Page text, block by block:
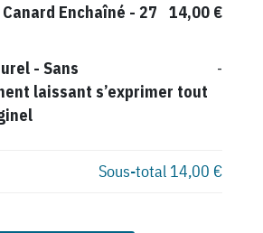
Enchaîné - 27
14,00 €
- Sans
laissant s’exprimer tout
-
Sous-total 14,00 €